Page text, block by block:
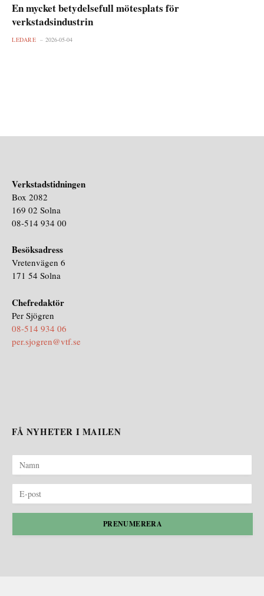
En mycket betydelsefull mötesplats för
verkstadsindustrin
LEDARE 2026-05-04
Verkstadstidningen
Box 2082
169 02 Solna
08-514 934 00
Besöksadress
Vretenvägen 6
171 54 Solna
Chefredaktör
Per Sjögren
08-514 934 06
per.sjogren@vtf.se
FÅ NYHETER I MAILEN
PRENUMERERA